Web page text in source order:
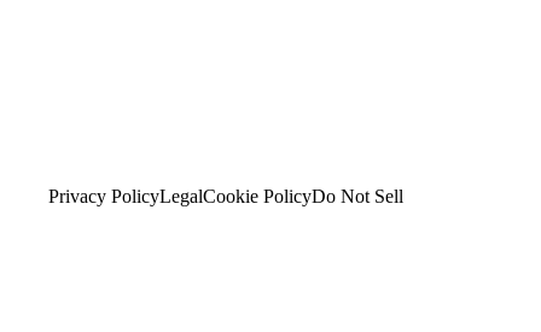
Privacy PolicyLegalCookie PolicyDo Not Sell